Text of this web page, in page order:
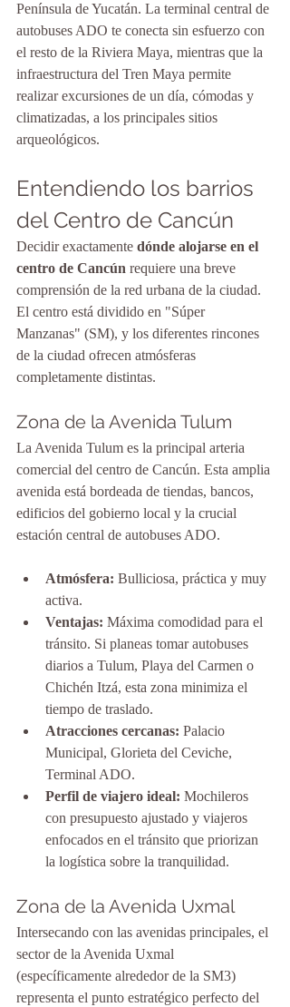
Península de Yucatán. La terminal central de
autobuses ADO te conecta sin esfuerzo con
el resto de la Riviera Maya, mientras que la
infraestructura del Tren Maya permite
realizar excursiones de un día, cómodas y
climatizadas, a los principales sitios
arqueológicos.
Entendiendo los barrios
del Centro de Cancún
Decidir exactamente dónde alojarse en el
centro de Cancún requiere una breve
comprensión de la red urbana de la ciudad.
El centro está dividido en "Súper
Manzanas" (SM), y los diferentes rincones
de la ciudad ofrecen atmósferas
completamente distintas.
Zona de la Avenida Tulum
La Avenida Tulum es la principal arteria
comercial del centro de Cancún. Esta amplia
avenida está bordeada de tiendas, bancos,
edificios del gobierno local y la crucial
estación central de autobuses ADO.
Atmósfera: Bulliciosa, práctica y muy
activa.
Ventajas: Máxima comodidad para el
tránsito. Si planeas tomar autobuses
diarios a Tulum, Playa del Carmen o
Chichén Itzá, esta zona minimiza el
tiempo de traslado.
Atracciones cercanas: Palacio
Municipal, Glorieta del Ceviche,
Terminal ADO.
Perfil de viajero ideal: Mochileros
con presupuesto ajustado y viajeros
enfocados en el tránsito que priorizan
la logística sobre la tranquilidad.
Zona de la Avenida Uxmal
Intersecando con las avenidas principales, el
sector de la Avenida Uxmal
(específicamente alrededor de la SM3)
representa el punto estratégico perfecto del